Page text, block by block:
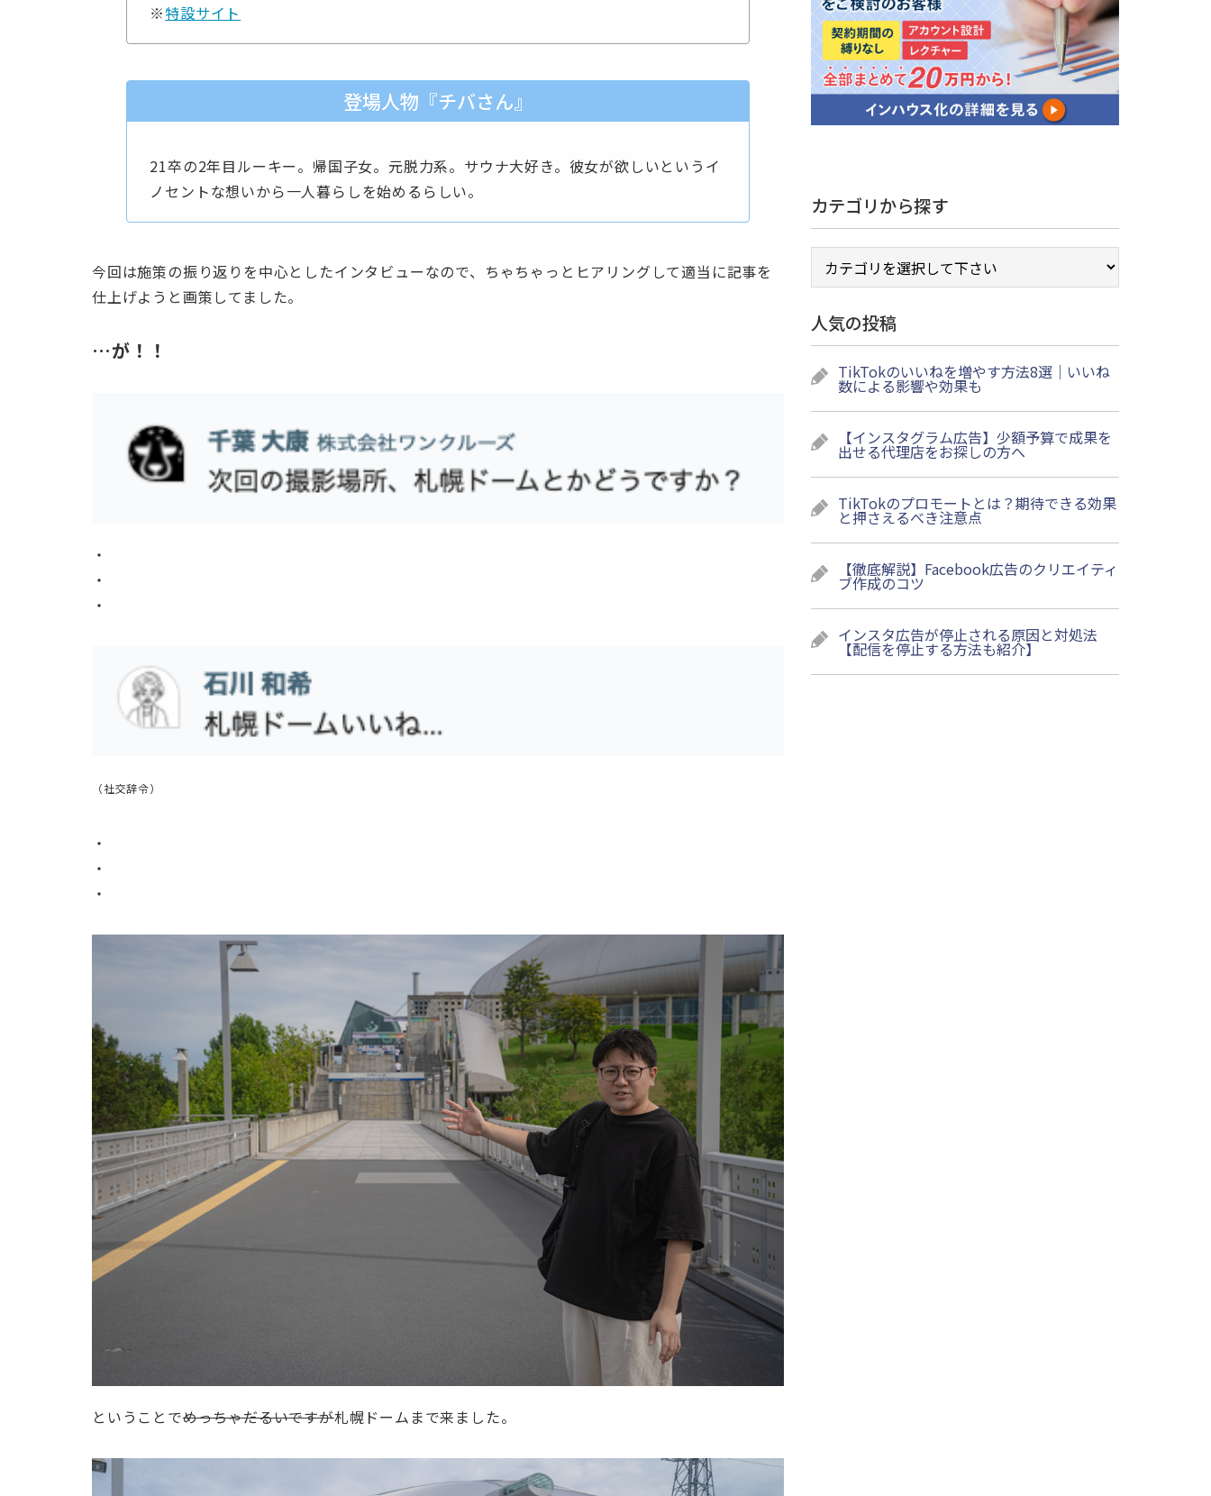
※特設サイト
登場人物『チバさん』
21卒の2年目ルーキー。帰国子女。元脱力系。サウナ大好き。彼女が欲しいというイ
ノセントな想いから一人暮らしを始めるらしい。
今回は施策の振り返りを中心としたインタビューなので、ちゃちゃっとヒアリングして適当に記事を
仕上げようと画策してました。
…が！！
・
・
・
（社交辞令）
・
・
・
ということでめっちゃだるいですが札幌ドームまで来ました。
カテゴリから探す
人気の投稿
TikTokのいいねを増やす方法8選｜いいね
数による影響や効果も
【インスタグラム広告】少額予算で成果を
出せる代理店をお探しの方へ
TikTokのプロモートとは？期待できる効果
と押さえるべき注意点
【徹底解説】Facebook広告のクリエイティ
ブ作成のコツ
インスタ広告が停止される原因と対処法
【配信を停止する方法も紹介】